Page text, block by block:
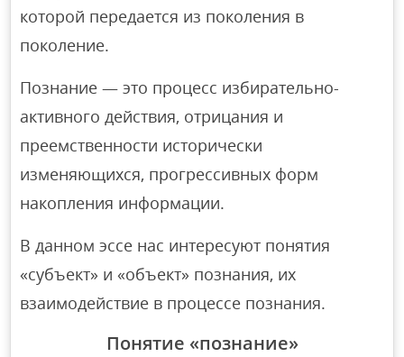
которой передается из поколения в
поколение.
Познание — это процесс избирательно-
активного действия, отрицания и
преемственности исторически
изменяющихся, прогрессивных форм
накопления информации.
В данном эссе нас интересуют понятия
«субъект» и «объект» познания, их
взаимодействие в процессе познания.
Понятие «познание»